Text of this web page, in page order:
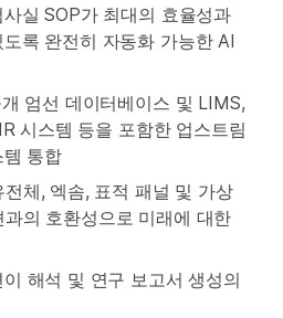
실 SOP가 최대의 효율성과
록 완전히 자동화 가능한 AI
엄선 데이터베이스 및 LIMS,
시스템 등을 포함한 업스트림
통합
체, 엑솜, 표적 패널 및 가상
의 호환성으로 미래에 대한
해석 및 연구 보고서 생성의